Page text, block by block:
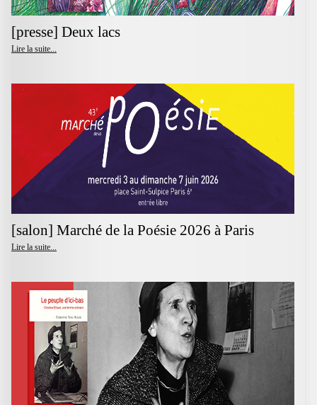
[presse] Deux lacs
Lire la suite...
[salon] Marché de la Poésie 2026 à Paris
Lire la suite...